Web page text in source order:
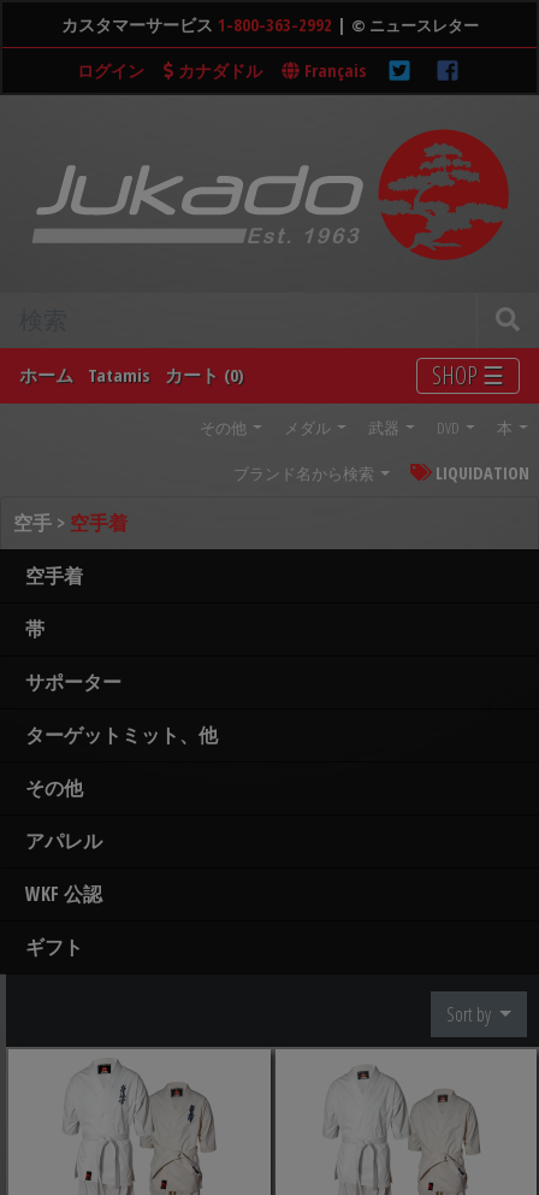
カスタマーサービス 1-800-363-2992 | © ニュースレター
Français
カナダドル
ログイン
ホーム Tatamis カート (0) SHOP ☰
本
DVD
武器
メダル
その他
LIQUIDATION
ブランド名から検索
空手 > 空手着
空手着
帯
サポーター
ターゲットミット、他
その他
アパレル
WKF 公認
ギフト
Sort by